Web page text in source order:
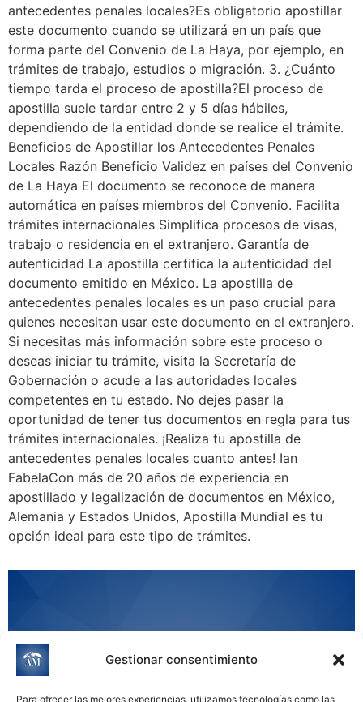
Gestionar consentimiento
Para ofrecer las mejores experiencias, utilizamos tecnologías como las
antecedentes penales locales?Es obligatorio apostillar
este documento cuando se utilizará en un país que
forma parte del Convenio de La Haya, por ejemplo, en
trámites de trabajo, estudios o migración. 3. ¿Cuánto
tiempo tarda el proceso de apostilla?El proceso de
apostilla suele tardar entre 2 y 5 días hábiles,
dependiendo de la entidad donde se realice el trámite.
Beneficios de Apostillar los Antecedentes Penales
Locales Razón Beneficio Validez en países del Convenio
de La Haya El documento se reconoce de manera
automática en países miembros del Convenio. Facilita
trámites internacionales Simplifica procesos de visas,
trabajo o residencia en el extranjero. Garantía de
autenticidad La apostilla certifica la autenticidad del
documento emitido en México. La apostilla de
antecedentes penales locales es un paso crucial para
quienes necesitan usar este documento en el extranjero.
Si necesitas más información sobre este proceso o
deseas iniciar tu trámite, visita la Secretaría de
Gobernación o acude a las autoridades locales
competentes en tu estado. No dejes pasar la
oportunidad de tener tus documentos en regla para tus
trámites internacionales. ¡Realiza tu apostilla de
antecedentes penales locales cuanto antes! Ian
FabelaCon más de 20 años de experiencia en
apostillado y legalización de documentos en México,
Alemania y Estados Unidos, Apostilla Mundial es tu
opción ideal para este tipo de trámites.